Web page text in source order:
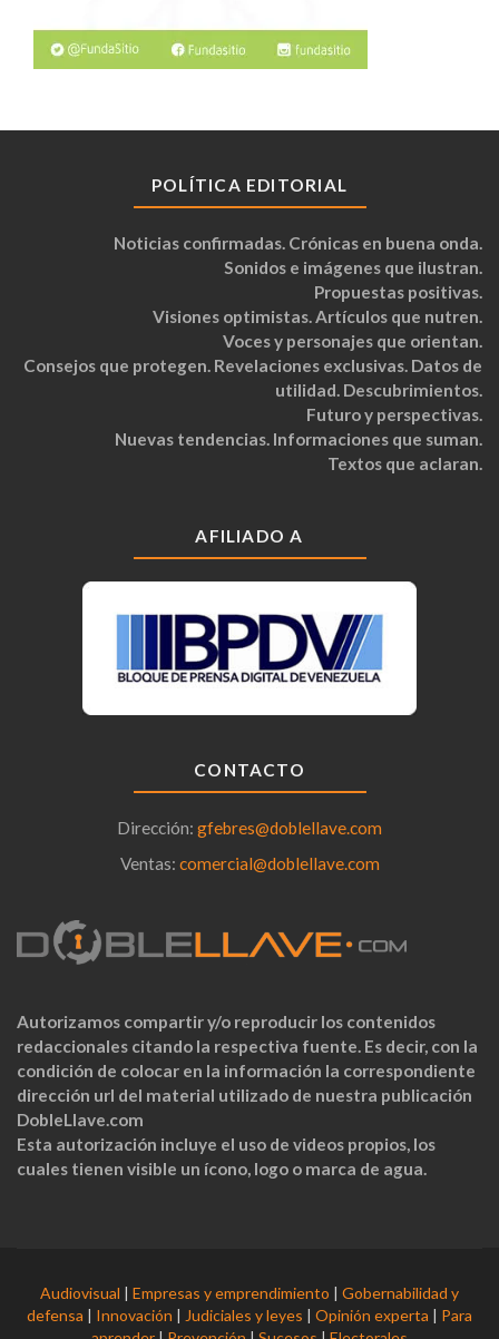
POLÍTICA EDITORIAL
Noticias confirmadas. Crónicas en buena onda.
Sonidos e imágenes que ilustran.
Propuestas positivas.
Visiones optimistas. Artículos que nutren.
Voces y personajes que orientan.
Consejos que protegen. Revelaciones exclusivas. Datos de
utilidad. Descubrimientos.
Futuro y perspectivas.
Nuevas tendencias. Informaciones que suman.
Textos que aclaran.
AFILIADO A
CONTACTO
Dirección: gfebres@doblellave.com
Ventas: comercial@doblellave.com
Autorizamos compartir y/o reproducir los contenidos
redaccionales citando la respectiva fuente. Es decir, con la
condición de colocar en la información la correspondiente
dirección url del material utilizado de nuestra publicación
DobleLlave.com
Esta autorización incluye el uso de videos propios, los
cuales tienen visible un ícono, logo o marca de agua.
Audiovisual | Empresas y emprendimiento | Gobernabilidad y
defensa | Innovación | Judiciales y leyes | Opinión experta | Para